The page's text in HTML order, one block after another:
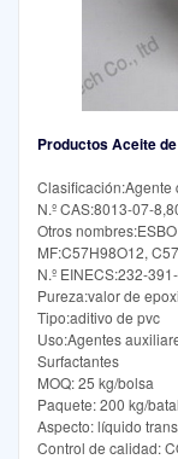
Productos Aceite
Clasificación:Agente
N.º CAS:8013-07-
Otros
MF:C57H98O12,
N.º EINECS:232-
Pureza:valor de
Tipo:aditivo de pvc
Uso:Agentes
Surfactantes
MOQ: 25 kg/bolsa
Paquete: 200 kg/
Aspecto: líquido
Control de calidad: